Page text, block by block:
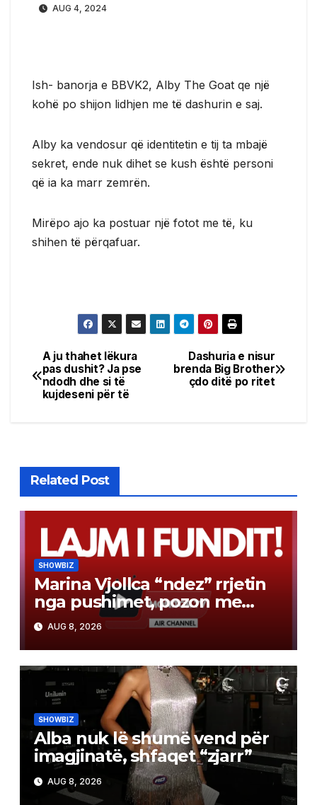
AUG 4, 2024
Ish- banorja e BBVK2, Alby The Goat qe një
kohë po shijon lidhjen me të dashurin e saj.
Alby ka vendosur që identitetin e tij ta mbajë
sekret, ende nuk dihet se kush është personi
që ia ka marr zemrën.
Mirëpo ajo ka postuar një fotot me të, ku
shihen të përqafuar.
Post
navigation
Dashuria e nisur
brenda Big Brother
çdo ditë po ritet
A ju thahet lëkura
pas dushit? Ja pse
ndodh dhe si të
kujdeseni për të
Related Post
SHOWBIZ
Marina Vjollca “ndez” rrjetin
nga pushimet, pozon me
bikini pranë detit
AUG 8, 2026
SHOWBIZ
Alba nuk lë shumë vend për
imagjinatë, shfaqet “zjarr”
AUG 8, 2026